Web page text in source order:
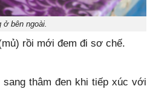
ở bên ngoài.
rồi mới đem đi sơ chế.
thâm đen khi tiếp xúc với